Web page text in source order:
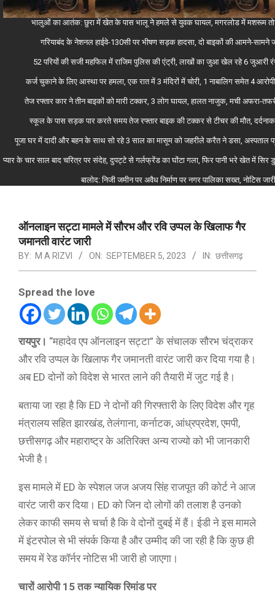
भालुओं का आतंक: छुरा में खेत के पास भालू ने हमले से युवक घायल, मगरलोड में मशरूम तोड़ने
गरियाबंद के नेशनल हाईवे-130सी पर भीषण सड़क हादसा, दो बाइकों की आमने-सामने
52 परियों की सजी महफिल में राजिम पुलिस की एंट्री, लाखों का जुआ खेल रहे 6 जुआरी
कर्ज चुकाने के लिए आस्था पर हमला, एक रात में 3 मंदिरों में चोरी, 1 नाबालिग समेत 4
तेज रफ्तार कार ने तीन बाइकों को मारी टक्कर, 3 लोग घायल, हालत नाजुक, मची अफरा-
स्कूल के पास सड़क पार करते समय तेज रफ्तार बाइक की टक्कर से टीचर की मौत, दर्दनाक
पूजा घर में दादी और बहन के साथ सो रहे 3 साल का मासूम को जहरीले करैत ने डसा,
प्यार के चार साल बाद चरित्र पर संदेह, दुपट्टे से गर्लफ्रेंड का घोंटा गला, फिर पानी भरे खेत में सिर
बालोद: निजी जमीन पर अवैध निर्माण पर नगर पालिका सख्त, नोटिस
ऑनलाइन सट्टा मामले में सौरभ और रवि उप्पल के खिलाफ गैर
जमानती वारंट जारी
BY: M A RIZVI ON: SEPTEMBER 5, 2023 IN: छत्तीसगढ़
Spread the love
रायपुर। “महादेव एप ऑनलाइन सट्टा” के संचालक सौरभ चंद्राकर
और रवि उप्पल के खिलाफ गैर जमानती वारंट जारी कर दिया गया है।
अब ED दोनों को विदेश से भारत लाने की तैयारी में जुट गई है।
बताया जा रहा है कि ED ने दोनों की गिरफ्तारी के लिए विदेश और गृह
मंत्रालय सहित झारखंड, तेलंगाना, कर्नाटक, आंध्रप्रदेश, एमपी,
छत्तीसगढ़ और महाराष्ट्र के अतिरिक्त अन्य राज्यो को भी जानकारी
भेजी है।
इस मामले में ED के स्पेशल जज अजय सिंह राजपूत की कोर्ट ने आज
वारंट जारी कर दिया। ED को जिन दो लोगों की तलाश है उनको
लेकर काफी समय से चर्चा है कि वे दोनों दुबई में हैं। ईडी ने इस मामले
में इंटरपोल से भी संपर्क किया है और उम्मीद की जा रही है कि कुछ ही
समय में रेड कॉर्नर नोटिस भी जारी हो जाएगा।
चारों आरोपी 15 तक न्यायिक रिमांड पर